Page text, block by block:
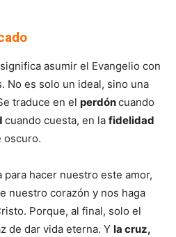
asumir el Evangelio con
No es solo un ideal, sino una
traduce en el perdóncuando
cuando cuesta, en la fidelidad
oscuro.
para hacer nuestro este amor,
nuestro corazón y nos haga
Porque, al final, solo el
de dar vida eterna. Y la cruz,